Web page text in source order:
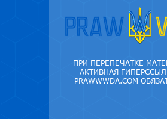
ПРИ ПЕРЕПЕЧАТКЕ
АКТИВНАЯ
PRAWWWDA.COM